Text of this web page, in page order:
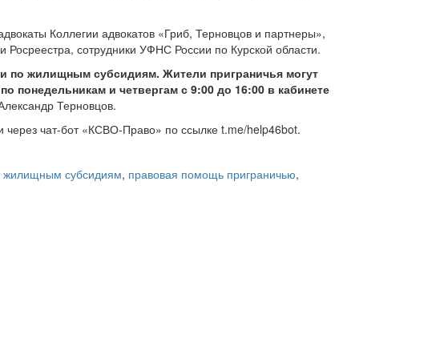
Коллегии адвокатов «Гриб, Терновцов и партнеры»,
сотрудники УФНС России по Курской области.
по жилищным субсидиям. Жители приграничья могут
и четвергам с 9:00 до 16:00 в кабинете
Терновцов.
чат-бот «КСВО-Право» по ссылке t.me/help46bot.
жилищным субсидиям, правовая помощь приграничью,